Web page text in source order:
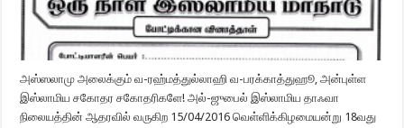
அஸ்ஸலாமு அலைக்கும் வ-ரஹ்மத்துல்லாஹி வ-பரக்காத்துஹூ, அன்புள்ள
இஸ்லாமிய சகோதர சகோதரிகளே! அல்-ஜுபைல் இஸ்லாமிய தாஃவா
நிலையத்தின் ஆதரவில் வருகிற 15/04/2016 வெள்ளிக்கிழமையன்று 18வது